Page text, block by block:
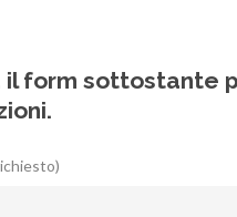
il form sottostante